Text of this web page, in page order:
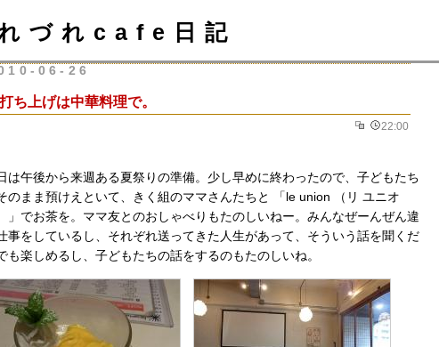
づれcafe日記
06-26
打ち上げは中華料理で。
22:00
は午後から来週ある夏祭りの準備。少し早めに終わったので、子どもたち
のまま預けえといて、きく組のママさんたちと 「le union （リ ユニオ
」でお茶を。ママ友とのおしゃべりもたのしいねー。みんなぜーんぜん違
事をしているし、それぞれ送ってきた人生があって、そういう話を聞くだ
も楽しめるし、子どもたちの話をするのもたのしいね。